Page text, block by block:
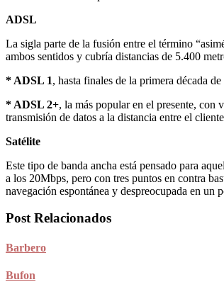
ADSL
La sigla parte de la fusión entre el término
ambos sentidos y cubría distancias de 5.400
* ADSL 1, hasta finales de la primera década
* ADSL 2+, la más popular en el presente,
transmisión de datos a la distancia entre el
Satélite
Este tipo de banda ancha está pensado para
a los 20Mbps, pero con tres puntos en contra
navegación espontánea y despreocupada en
Post Relacionados
Barbero
Bufon